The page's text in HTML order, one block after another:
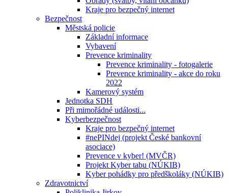
Kraje pro bezpečný internet
Bezpečnost
Městská policie
Základní informace
Vybavení
Prevence kriminality
Prevence kriminality - fotogalerie
Prevence kriminality - akce do roku
2022
Kamerový systém
Jednotka SDH
Při mimořádné události...
Kyberbezpečnost
Kraje pro bezpečný internet
#nePINdej (projekt České bankovní
asociace)
Prevence v kyber! (MVČR)
Projekt Kyber tabu (NÚKIB)
Kyber pohádky pro předškoláky (NÚKIB)
Zdravotnictví